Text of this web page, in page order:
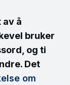
å
bruker
og ti
Det
om